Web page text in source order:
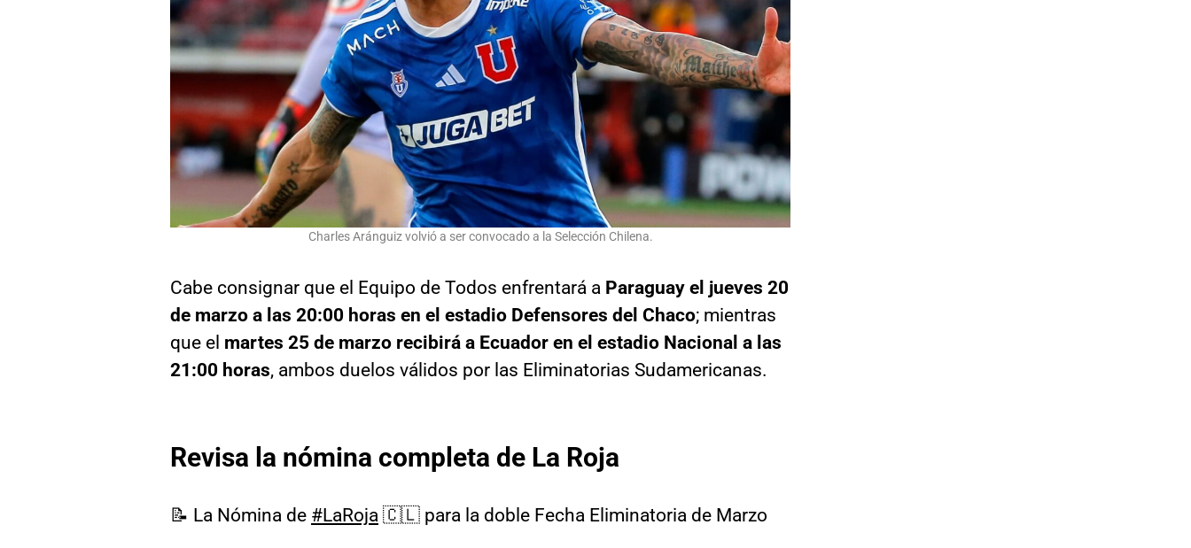
Charles Aránguiz volvió a ser convocado a la Selección Chilena.
Cabe consignar que el Equipo de Todos enfrentará a Paraguay el jueves 20
de marzo a las 20:00 horas en el estadio Defensores del Chaco; mientras
que el martes 25 de marzo recibirá a Ecuador en el estadio Nacional a las
21:00 horas, ambos duelos válidos por las Eliminatorias Sudamericanas.
Revisa la nómina completa de La Roja
📝 La Nómina de #LaRoja 🇨🇱 para la doble Fecha Eliminatoria de Marzo